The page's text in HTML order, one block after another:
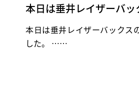
本日は垂井レイザーバッ
本日は垂井レイザーバックス
した。 ……